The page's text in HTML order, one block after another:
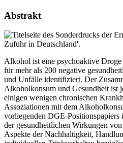
Abstrakt
Alkohol ist eine psychoaktive
für mehr als 200 negative
und Unfälle identifiziert. Der
Alkoholkonsum und Gesundheit ist
einigen wenigen chronischen
Assoziationen mit dem
vorliegenden DGE-Positionspapiers
der gesundheitlichen Wirkungen
Aspekte der Nachhaltigkeit,